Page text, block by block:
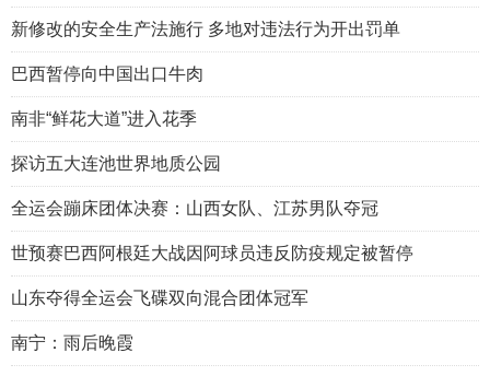
新修改的安全生产法施行 多地对违法行为开出罚单
巴西暂停向中国出口牛肉
南非“鲜花大道”进入花季
探访五大连池世界地质公园
全运会蹦床团体决赛：山西女队、江苏男队夺冠
世预赛巴西阿根廷大战因阿球员违反防疫规定被暂停
山东夺得全运会飞碟双向混合团体冠军
南宁：雨后晚霞